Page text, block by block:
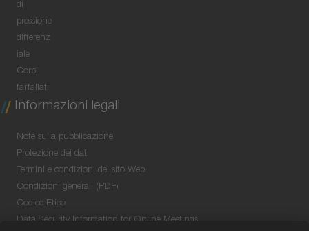
di
pressione
differenz
iale
Corpi
farfallati
Informazioni legali
Note sulla pubblicazione
Protezione dei dati
Termini e condizioni del sito Web
Condizioni generali (PDF)
Codice Etico
Data Security Information for Online Meetings